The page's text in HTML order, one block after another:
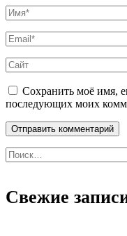
Сохранить моё имя,
последующих моих
Найти:
Свежие